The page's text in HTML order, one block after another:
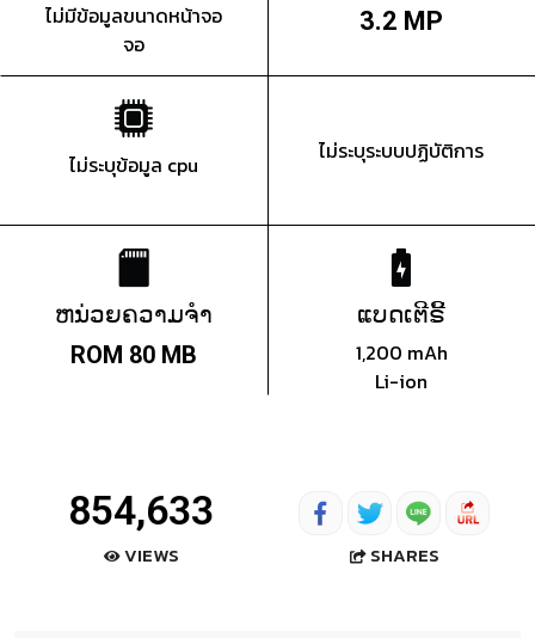
ไม่มีข้อมูลขนาดหน้าจอ
จอ
3.2 MP
ไม่ระบุข้อมูล cpu ไม่ระบุระบบปฏิบัติการ
ຫນ່ວຍຄວາມຈຳ
ROM 80 MB
ແບດເຕີຣີ້
1,200 mAh
Li-ion
854,633
VIEWS SHARES